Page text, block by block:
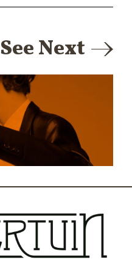
See Next